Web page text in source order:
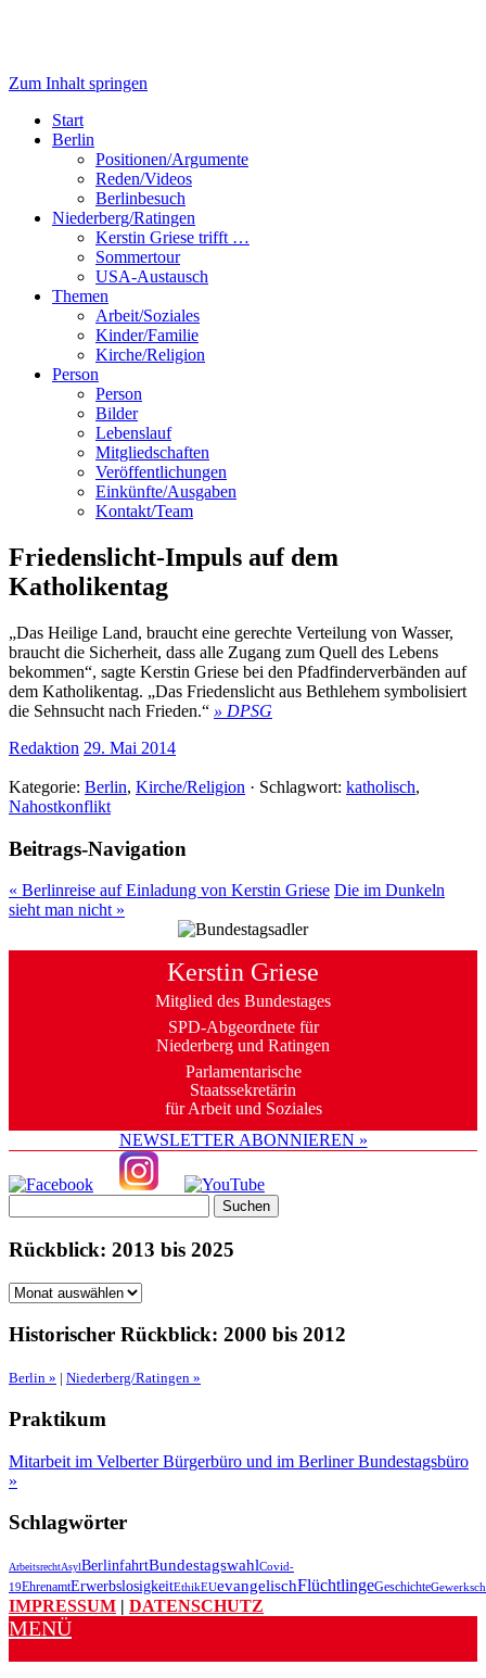
Zum Inhalt springen
Start
Berlin
Positionen/Argumente
Reden/Videos
Berlinbesuch
Niederberg/Ratingen
Kerstin Griese trifft …
Sommertour
USA-Austausch
Themen
Arbeit/Soziales
Kinder/Familie
Kirche/Religion
Person
Person
Bilder
Lebenslauf
Mitgliedschaften
Veröffentlichungen
Einkünfte/Ausgaben
Kontakt/Team
Friedenslicht-Impuls auf dem
Katholikentag
„Das Heilige Land, braucht eine gerechte Verteilung von Wasser,
braucht die Sicherheit, dass alle Zugang zum Quell des Lebens
bekommen“, sagte Kerstin Griese bei den Pfadfinderverbänden auf
dem Katholikentag. „Das Friedenslicht aus Bethlehem symbolisiert
die Sehnsucht nach Frieden.“ » DPSG
Redaktion 29. Mai 2014
Kategorie: Berlin, Kirche/Religion · Schlagwort: katholisch,
Nahostkonflikt
Beitrags-Navigation
« Berlinreise auf Einladung von Kerstin Griese Die im Dunkeln
sieht man nicht »
Kerstin Griese
Mitglied des Bundestages
SPD-Abgeordnete für
Niederberg und Ratingen
Parlamentarische
Staatssekretärin
für Arbeit und Soziales
NEWSLETTER ABONNIEREN »
nach:
Rückblick: 2013 bis 2025
Rückblick:
bis
Historischer Rückblick: 2000 bis 2012
Berlin » | Niederberg/Ratingen »
Praktikum
Mitarbeit im Velberter Bürgerbüro und im Berliner Bundestagsbüro
»
Schlagwörter
ArbeitsrechtAsylBerlinfahrtBundestagswahlCovid-
19EhrenamtErwerbslosigkeitEthikEUevangelischFlüchtlingeGeschichte
IMPRESSUM | DATENSCHUTZ
MENÜ